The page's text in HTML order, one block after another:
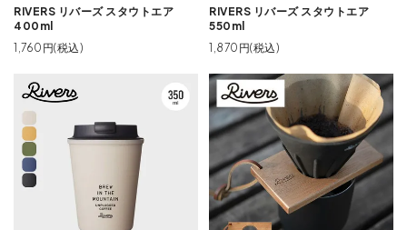
RIVERS リバーズ スタウトエア
400ml
1,760円(税込)
RIVERS リバーズ スタウトエア
550ml
1,870円(税込)